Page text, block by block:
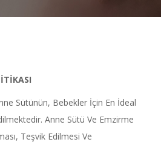
Sütünün, Bebekler İçin En İdeal
Anne Sütü Ve Emzirme
Teşvik Edilmesi Ve